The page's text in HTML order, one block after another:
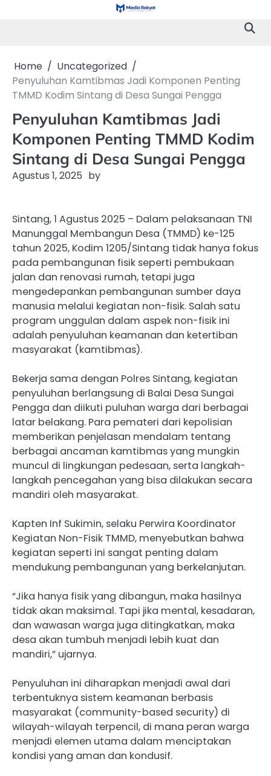
Home
Uncategorized
Penyuluhan Kamtibmas Jadi Komponen Penting
TMMD Kodim Sintang di Desa Sungai Pengga
Penyuluhan Kamtibmas Jadi
Komponen Penting TMMD Kodim
Sintang di Desa Sungai Pengga
Agustus 1, 2025 by
Sintang, 1 Agustus 2025 – Dalam pelaksanaan TNI
Manunggal Membangun Desa (TMMD) ke-125
tahun 2025, Kodim 1205/Sintang tidak hanya fokus
pada pembangunan fisik seperti pembukaan
jalan dan renovasi rumah, tetapi juga
mengedepankan pembangunan sumber daya
manusia melalui kegiatan non-fisik. Salah satu
program unggulan dalam aspek non-fisik ini
adalah penyuluhan keamanan dan ketertiban
masyarakat (kamtibmas).
Bekerja sama dengan Polres Sintang, kegiatan
penyuluhan berlangsung di Balai Desa Sungai
Pengga dan diikuti puluhan warga dari berbagai
latar belakang. Para pemateri dari kepolisian
memberikan penjelasan mendalam tentang
berbagai ancaman kamtibmas yang mungkin
muncul di lingkungan pedesaan, serta langkah-
langkah pencegahan yang bisa dilakukan secara
mandiri oleh masyarakat.
Kapten Inf Sukimin, selaku Perwira Koordinator
Kegiatan Non-Fisik TMMD, menyebutkan bahwa
kegiatan seperti ini sangat penting dalam
mendukung pembangunan yang berkelanjutan.
“Jika hanya fisik yang dibangun, maka hasilnya
tidak akan maksimal. Tapi jika mental, kesadaran,
dan wawasan warga juga ditingkatkan, maka
desa akan tumbuh menjadi lebih kuat dan
mandiri,” ujarnya.
Penyuluhan ini diharapkan menjadi awal dari
terbentuknya sistem keamanan berbasis
masyarakat (community-based security) di
wilayah-wilayah terpencil, di mana peran warga
menjadi elemen utama dalam menciptakan
kondisi yang aman dan kondusif.